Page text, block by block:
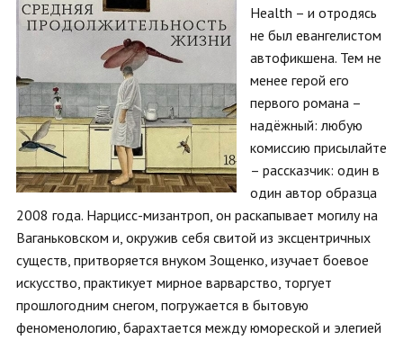
Health – и отродясь
не был евангелистом
автофикшена. Тем не
менее герой его
первого романа –
надёжный: любую
комиссию присылайте
– рассказчик: один в
один автор образца
2008 года. Нарцисс-мизантроп, он раскапывает могилу на
Ваганьковском и, окружив себя свитой из эксцентричных
существ, притворяется внуком Зощенко, изучает боевое
искусство, практикует мирное варварство, торгует
прошлогодним снегом, погружается в бытовую
феноменологию, барахтается между юмореской и элегией